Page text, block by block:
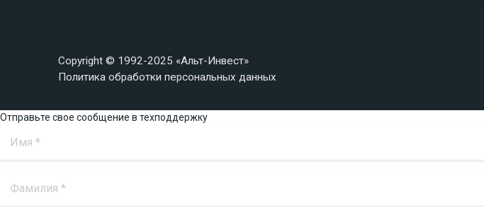
Copyright © 1992-2025 «Альт-Инвест»
Политика обработки персональных данных
Отправьте свое сообщение в техподдержку